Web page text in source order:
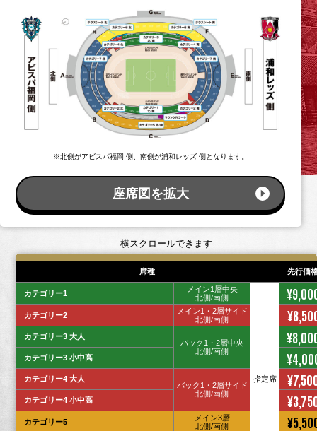
※北側がアビスパ福岡 側、南側が浦和レッズ 側となります。
座席図を拡大
横スクロールできます
席種 先行価
カテゴリー1
メイン1層中央
北側/南側
指定席
カテゴリー2
メイン1・2層サイド
北側/南側
カテゴリー3 大人
バック1・2層中央
北側/南側
カテゴリー3 小中高
カテゴリー4 大人
バック1・2層サイド
北側/南側
カテゴリー4 小中高
カテゴリー5
メイン3層
北側/南側